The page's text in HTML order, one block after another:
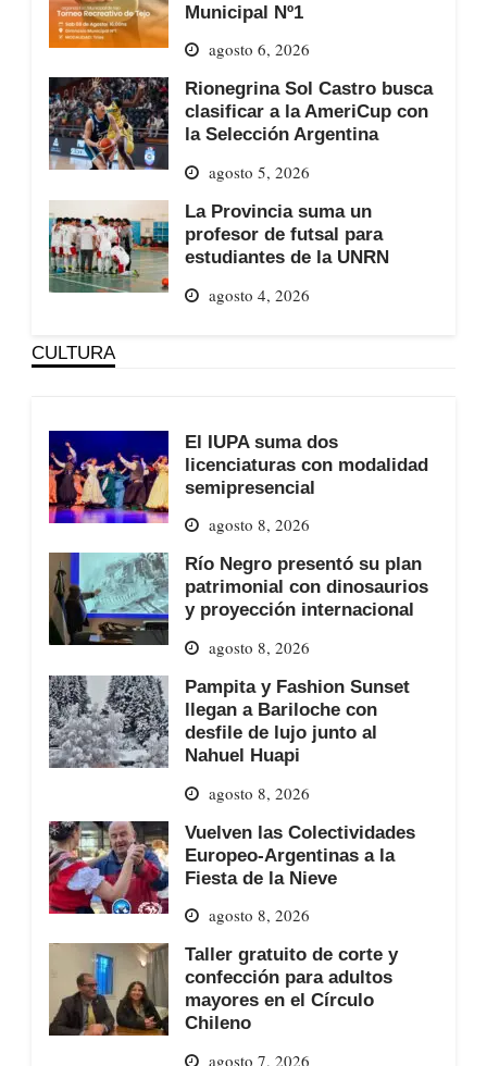
Municipal Nº1
agosto 6, 2026
Rionegrina Sol Castro busca
clasificar a la AmeriCup con
la Selección Argentina
agosto 5, 2026
La Provincia suma un
profesor de futsal para
estudiantes de la UNRN
agosto 4, 2026
CULTURA
El IUPA suma dos
licenciaturas con modalidad
semipresencial
agosto 8, 2026
Río Negro presentó su plan
patrimonial con dinosaurios
y proyección internacional
agosto 8, 2026
Pampita y Fashion Sunset
llegan a Bariloche con
desfile de lujo junto al
Nahuel Huapi
agosto 8, 2026
Vuelven las Colectividades
Europeo-Argentinas a la
Fiesta de la Nieve
agosto 8, 2026
Taller gratuito de corte y
confección para adultos
mayores en el Círculo
Chileno
agosto 7, 2026